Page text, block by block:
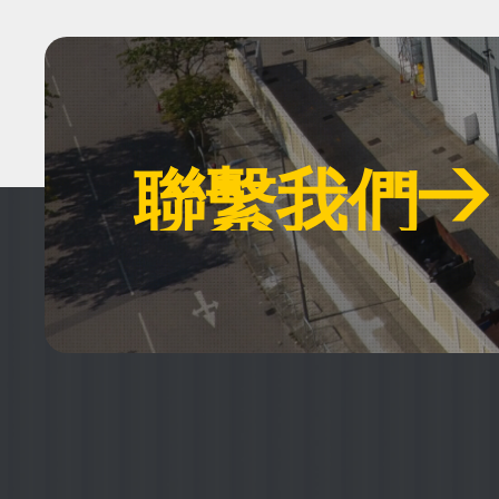
聯繫我們
聯繫我們